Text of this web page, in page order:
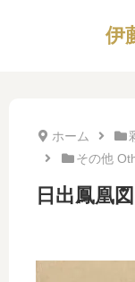
伊
ホーム
その他
日出鳳凰